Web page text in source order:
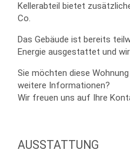
Kellerabteil bietet
Co.
Das Gebäude ist bereits
Energie ausgestattet und
Sie möchten diese
weitere Informationen?
Wir freuen uns auf Ihre
AUSSTATTUNG